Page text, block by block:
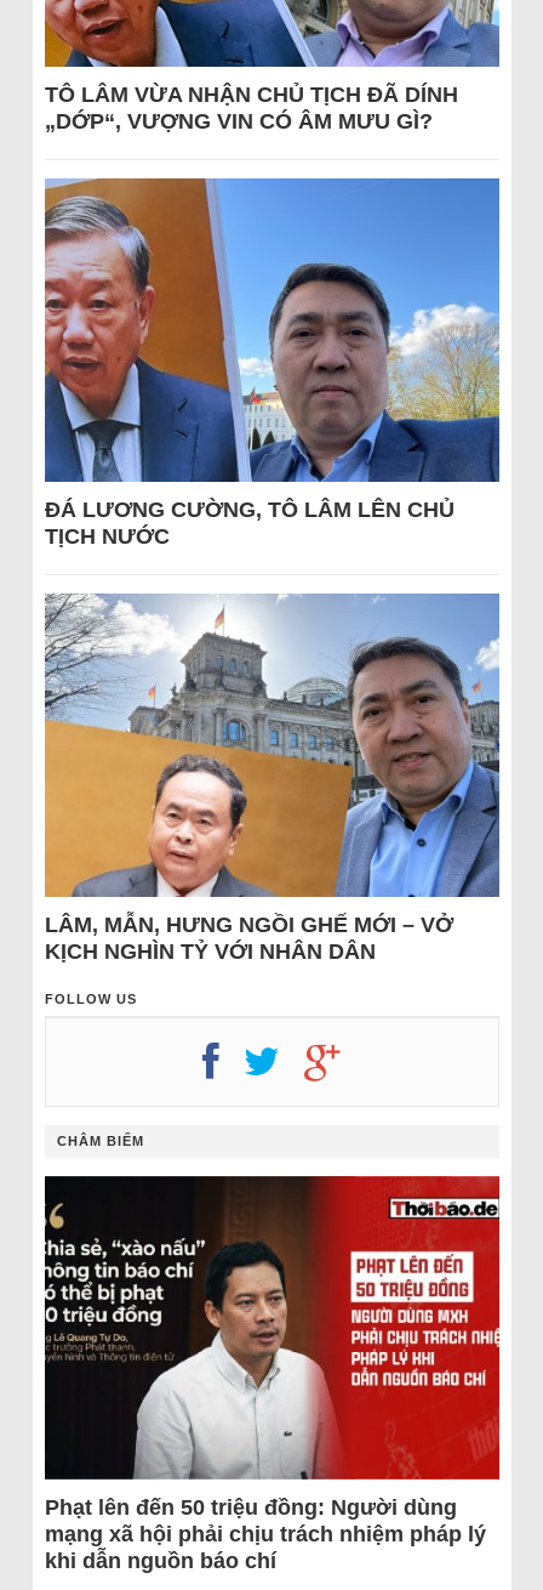
TÔ LÂM VỪA NHẬN CHỦ TỊCH ĐÃ DÍNH
„DỚP“, VƯỢNG VIN CÓ ÂM MƯU GÌ?
ĐÁ LƯƠNG CƯỜNG, TÔ LÂM LÊN CHỦ
TỊCH NƯỚC
LÂM, MẪN, HƯNG NGỒI GHẾ MỚI – VỞ
KỊCH NGHÌN TỶ VỚI NHÂN DÂN
FOLLOW US
CHÂM BIẾM
Phạt lên đến 50 triệu đồng: Người dùng
mạng xã hội phải chịu trách nhiệm pháp lý
khi dẫn nguồn báo chí